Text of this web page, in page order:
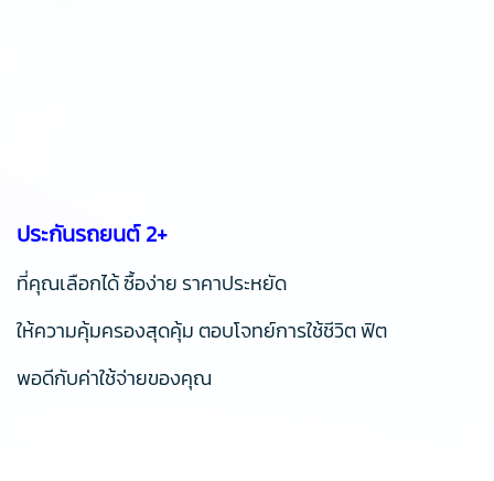
ประกันรถยนต์ 2+
ที่คุณเลือกได้ ซื้อง่าย ราคาประหยัด
ให้ความคุ้มครองสุดคุ้ม ตอบโจทย์การใช้ชีวิต ฟิต
พอดีกับค่าใช้จ่ายของคุณ